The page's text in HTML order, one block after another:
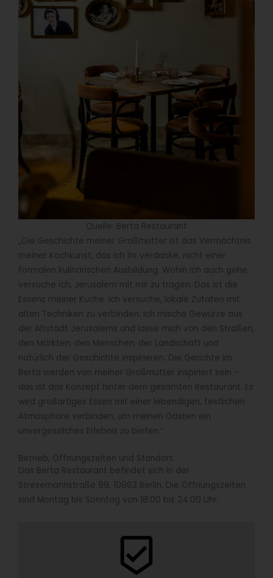
Quelle: Berta Restaurant
„Die Geschichte meiner Großmutter ist das Vermächtnis
meiner Kochkunst, das ich ihr verdanke, nicht einer
formalen kulinarischen Ausbildung. Wohin ich auch gehe,
versuche ich, Jerusalem mit mir zu tragen. Das ist die
Essenz meiner Küche. Ich versuche, lokale Zutaten mit
alten Techniken zu verbinden. Ich mische Gewürze aus
der Altstadt Jerusalems und lasse mich von den Straßen,
den Märkten, den Menschen, der Landschaft und
natürlich der Geschichte inspirieren. Die Gerichte im
Berta werden von meiner Großmutter inspiriert sein –
das ist das Konzept hinter dem gesamten Restaurant. Es
wird großartiges Essen mit einer lebendigen, festlichen
Atmosphäre verbinden, um meinen Gästen ein
unvergessliches Erlebnis zu bieten.“
Betrieb, Öffnungszeiten und Standort
Das Berta Restaurant befindet sich in der
Stresemannstraße 99, 10963 Berlin. Die Öffnungszeiten
sind Montag bis Sonntag von 18:00 bis 24:00 Uhr.
beenhere